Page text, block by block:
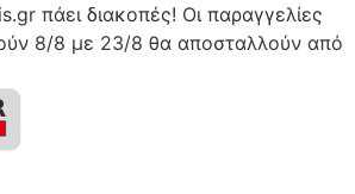
πάει διακοπές! Οι παραγγελίες
8/8 με 23/8 θα αποσταλλούν από